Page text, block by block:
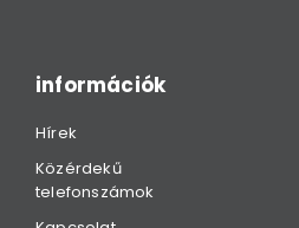
információk
Hírek
Közérdekű
telefonszámok